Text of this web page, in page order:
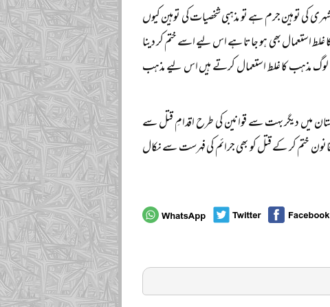
کی توہین جرم ہے تو مذہبی شخصیات کی توہین کیوں
استعمال بھی ہو جاتا ہے اس لیے اسے ختم کر دینا
مذہب کا غلط استعمال کرتے ہیں اس لیے مذہب
میں دیگر بہت سے قوانین کی طرح اقدامِ قتل سے
تو کیا یہ قانون ختم کر کے قتل کو بھی جرائم کی فہرست سے نکال